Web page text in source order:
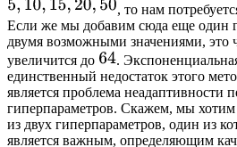
, то нам
Если же мы добавим сюда еще один
двумя возможными значениями, это
увеличится до
.
единственный недостаток этого
является проблема неадаптивности
гиперпараметров. Скажем, мы
из двух гиперпараметров, один из
является важным, определяющим